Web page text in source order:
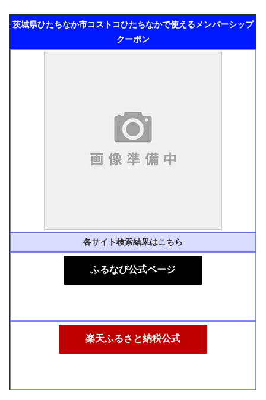
茨城県ひたちなか市コストコひたちなかで使えるメンバーシップ
クーポン
各サイト検索結果はこちら
ふるなび公式ページ
楽天ふるさと納税公式